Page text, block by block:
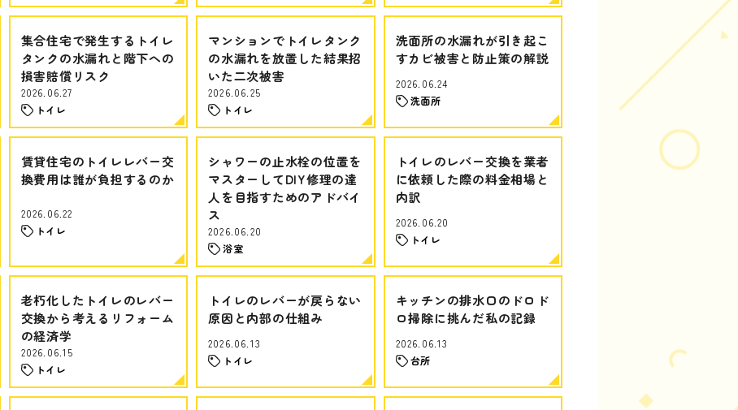
集合住宅で発生するトイレ
タンクの水漏れと階下への
損害賠償リスク
2026.06.27
トイレ
マンションでトイレタンク
の水漏れを放置した結果招
いた二次被害
2026.06.25
トイレ
洗面所の水漏れが引き起こ
すカビ被害と防止策の解説
2026.06.24
洗面所
賃貸住宅のトイレレバー交
換費用は誰が負担するのか
2026.06.22
トイレ
シャワーの止水栓の位置を
マスターしてDIY修理の達
人を目指すためのアドバイ
ス
2026.06.20
浴室
トイレのレバー交換を業者
に依頼した際の料金相場と
内訳
2026.06.20
トイレ
老朽化したトイレのレバー
交換から考えるリフォーム
の経済学
2026.06.15
トイレ
トイレのレバーが戻らない
原因と内部の仕組み
2026.06.13
トイレ
キッチンの排水口のドロド
ロ掃除に挑んだ私の記録
2026.06.13
台所